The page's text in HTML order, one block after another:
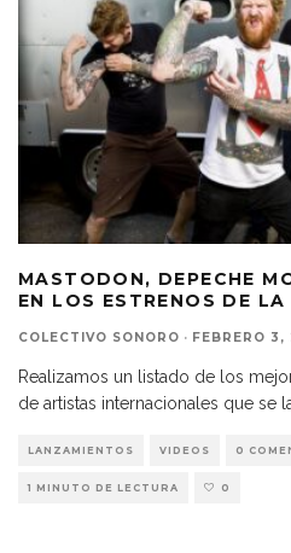
MASTODON, DEPECHE
EN LOS ESTRENOS DE LA
COLECTIVO SONORO · FEBRERO 3,
Realizamos un listado de los
de artistas internacionales que se
LANZAMIENTOS VIDEOS 0
1 MINUTO DE LECTURA 0